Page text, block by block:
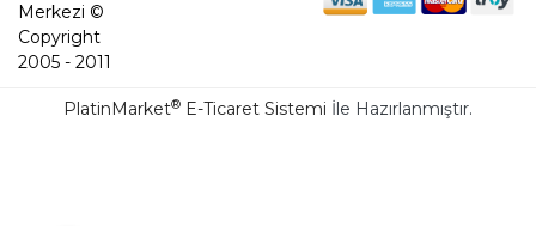
Merkezi ©
Copyright
2005 - 2011
PlatinMarket® E-Ticaret Sistemi İle Hazırlanmıştır.